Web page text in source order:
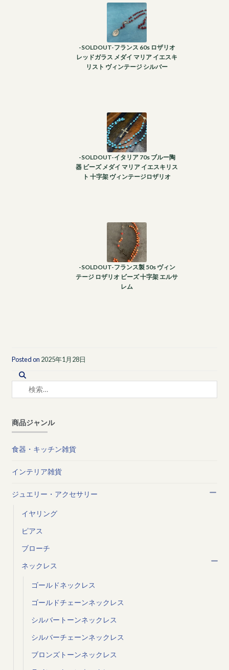
-SOLDOUT-フランス 60s ロザリオ
レッドガラス メダイ マリア イエスキ
リスト ヴィンテージ シルバー
-SOLDOUT-イタリア 70s ブルー陶
器 ビーズ メダイ マリア イエスキリス
ト 十字架 ヴィンテージロザリオ
-SOLDOUT-フランス製 50s ヴィン
テージ ロザリオ ビーズ 十字架 エルサ
レム
Posted on 2025年1月28日
索:
商品ジャンル
食器・キッチン雑貨
インテリア雑貨
ジュエリー・アクセサリー
イヤリング
ピアス
ブローチ
ネックレス
ゴールドネックレス
ゴールドチェーンネックレス
シルバートーンネックレス
シルバーチェーンネックレス
ブロンズトーンネックレス